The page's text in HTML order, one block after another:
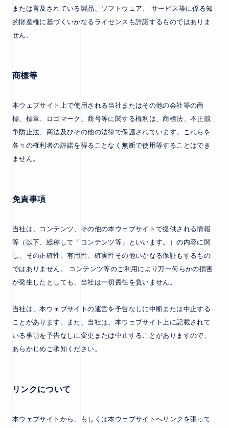
または言及されている製品、ソフトウェア、 サービス等に係る知
的財産権に基づくいかなるライセンスも許諾するものではありま
せん。
商標等
本ウェブサイト上で使用される当社またはその他の会社等の商
標、標章、ロゴマーク、商号等に関する権利は、商標法、不正競
争防止法、商法及びその他の法律で保護されています。これらを
各々の権利者の許諾を得ることなく無断で使用等することはでき
ません。
免責事項
当社は、コンテンツ、その他の本ウェブサイトで提供される情報
等（以下、総称して「コンテンツ等」といいます。）の内容に関
し、その正確性、有用性、確実性その他いかなる保証もするもの
ではありません。 コンテンツ等のご利用により万一何らかの損害
が発生したとしても、当社は一切責任を負いません。
当社は、本ウェブサイトの運営を予告なしに中断または中止する
ことがあります。また、当社は、本ウェブサイト上に記載されて
いる事項を予告なしに変更または中止することがありますので、
あらかじめご承知ください。
リンクについて
本ウェブサイトから、もしくは本ウェブサイトへリンクを張って